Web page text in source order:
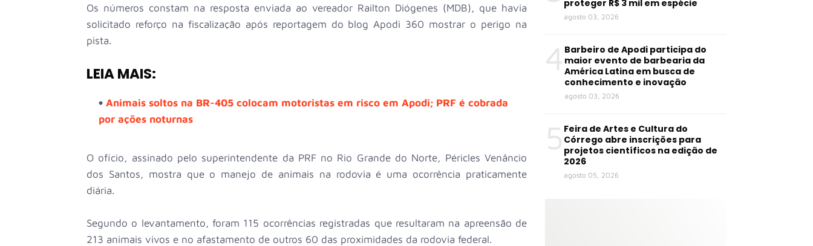
Os números constam na resposta enviada ao vereador Railton Diógenes (MDB), que havia
solicitado reforço na fiscalização após reportagem do blog Apodi 360 mostrar o perigo na
pista.
LEIA MAIS:
Animais soltos na BR-405 colocam motoristas em risco em Apodi; PRF é cobrada
por ações noturnas
O ofício, assinado pelo superintendente da PRF no Rio Grande do Norte, Péricles Venâncio
dos Santos, mostra que o manejo de animais na rodovia é uma ocorrência praticamente
diária.
Segundo o levantamento, foram 115 ocorrências registradas que resultaram na apreensão de
213 animais vivos e no afastamento de outros 60 das proximidades da rodovia federal.
proteger R$ 3 mil em espécie
agosto 03, 2026
4 Barbeiro de Apodi participa do
maior evento de barbearia da
América Latina em busca de
conhecimento e inovação
agosto 03, 2026
5 Feira de Artes e Cultura do
Córrego abre inscrições para
projetos científicos na edição de
2026
agosto 05, 2026